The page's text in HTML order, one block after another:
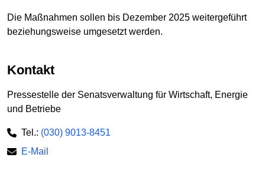
Die Maßnahmen sollen bis Dezember 2025 weitergeführt
beziehungsweise umgesetzt werden.
Kontakt
Pressestelle der Senatsverwaltung für Wirtschaft, Energie
und Betriebe
Tel.: (030) 9013-8451
E-Mail